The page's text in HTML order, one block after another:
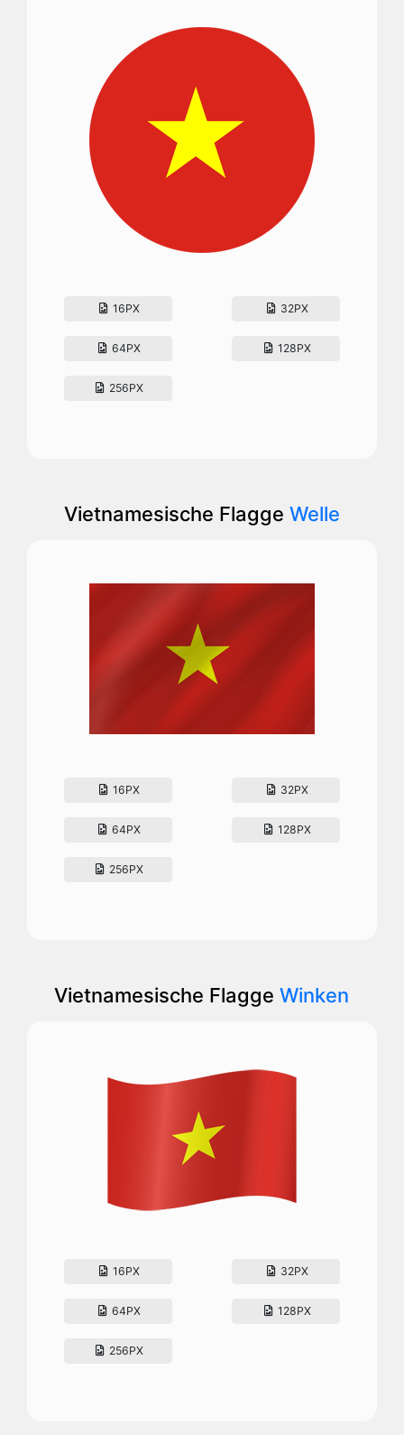
16PX 32PX
64PX 128PX
256PX
Vietnamesische Flagge Welle
16PX 32PX
64PX 128PX
256PX
Vietnamesische FlaggeWinken
16PX 32PX
64PX 128PX
256PX